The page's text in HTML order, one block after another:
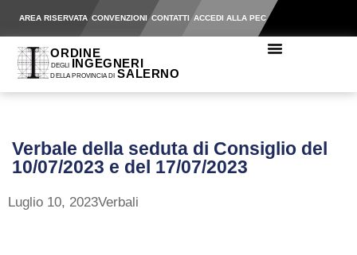
AREA RISERVATA CONVENZIONI CONTATTI ACCEDI ALLA PEC
Verbale della seduta di Consiglio del
10/07/2023 e del 17/07/2023
Luglio 10, 2023Verbali